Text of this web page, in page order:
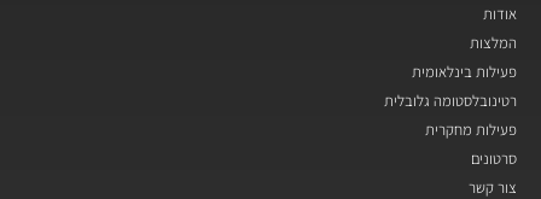
אודות
המלצות
פעילות בינלאומית
רטינובלסטומה גלובלית
פעילות מחקרית
סרטונים
צור קשר